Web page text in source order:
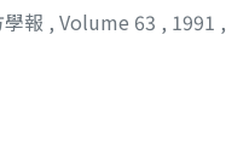
報 , Volume 63 , 1991 ,